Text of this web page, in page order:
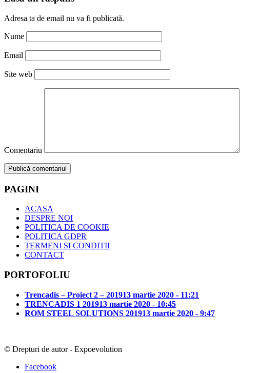
Adresa ta de email nu va fi publicată.
Nume
Email
Site web
Comentariu
PAGINI
ACASA
DESPRE NOI
POLITICA DE COOKIE
POLITICA GDPR
TERMENI SI CONDITII
CONTACT
PORTOFOLIU
Trencadis – Proiect 2 – 201913 martie 2020 - 11:21
TRENCADIS 1 201913 martie 2020 - 10:45
ROM STEEL SOLUTIONS 201913 martie 2020 - 9:47
© Drepturi de autor - Expoevolution
Facebook